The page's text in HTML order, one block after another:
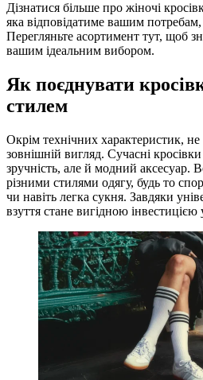
Дізнатися більше про жіночі
яка відповідатиме вашим
Перегляньте асортимент тут, щоб
вашим ідеальним вибором.
Як поєднувати
стилем
Окрім технічних характеристик, не
зовнішній вигляд. Сучасні
зручність, але й модний аксесуар.
різними стилями одягу, будь то
чи навіть легка сукня. Завдяки
взуття стане вигідною